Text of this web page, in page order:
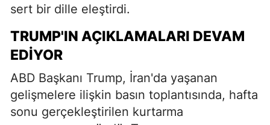
sert bir dille eleştirdi.
TRUMP'IN AÇIKLAMALARI DEVAM
EDIYOR
ABD Başkanı Trump, İran'da yaşanan
gelişmelere ilişkin basın toplantısında, hafta
sonu gerçekleştirilen kurtarma